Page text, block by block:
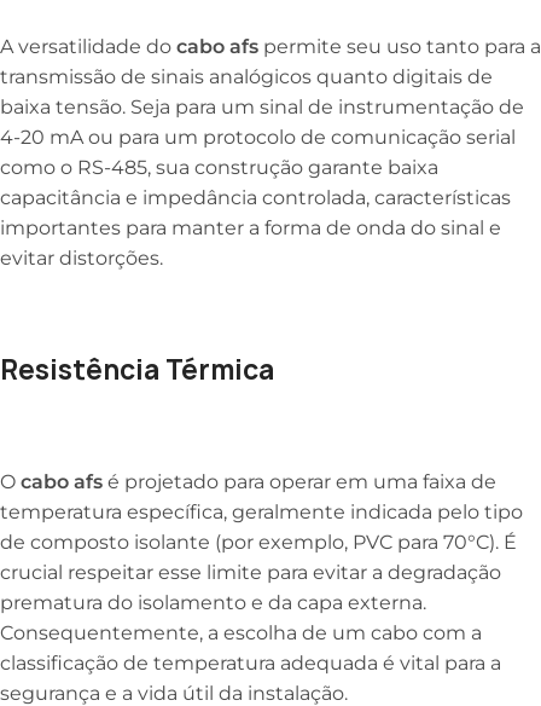
A versatilidade do cabo afs permite seu uso tanto para a
transmissão de sinais analógicos quanto digitais de
baixa tensão. Seja para um sinal de instrumentação de
4-20 mA ou para um protocolo de comunicação serial
como o RS-485, sua construção garante baixa
capacitância e impedância controlada, características
importantes para manter a forma de onda do sinal e
evitar distorções.
Resistência Térmica
O cabo afs é projetado para operar em uma faixa de
temperatura específica, geralmente indicada pelo tipo
de composto isolante (por exemplo, PVC para 70°C). É
crucial respeitar esse limite para evitar a degradação
prematura do isolamento e da capa externa.
Consequentemente, a escolha de um cabo com a
classificação de temperatura adequada é vital para a
segurança e a vida útil da instalação.